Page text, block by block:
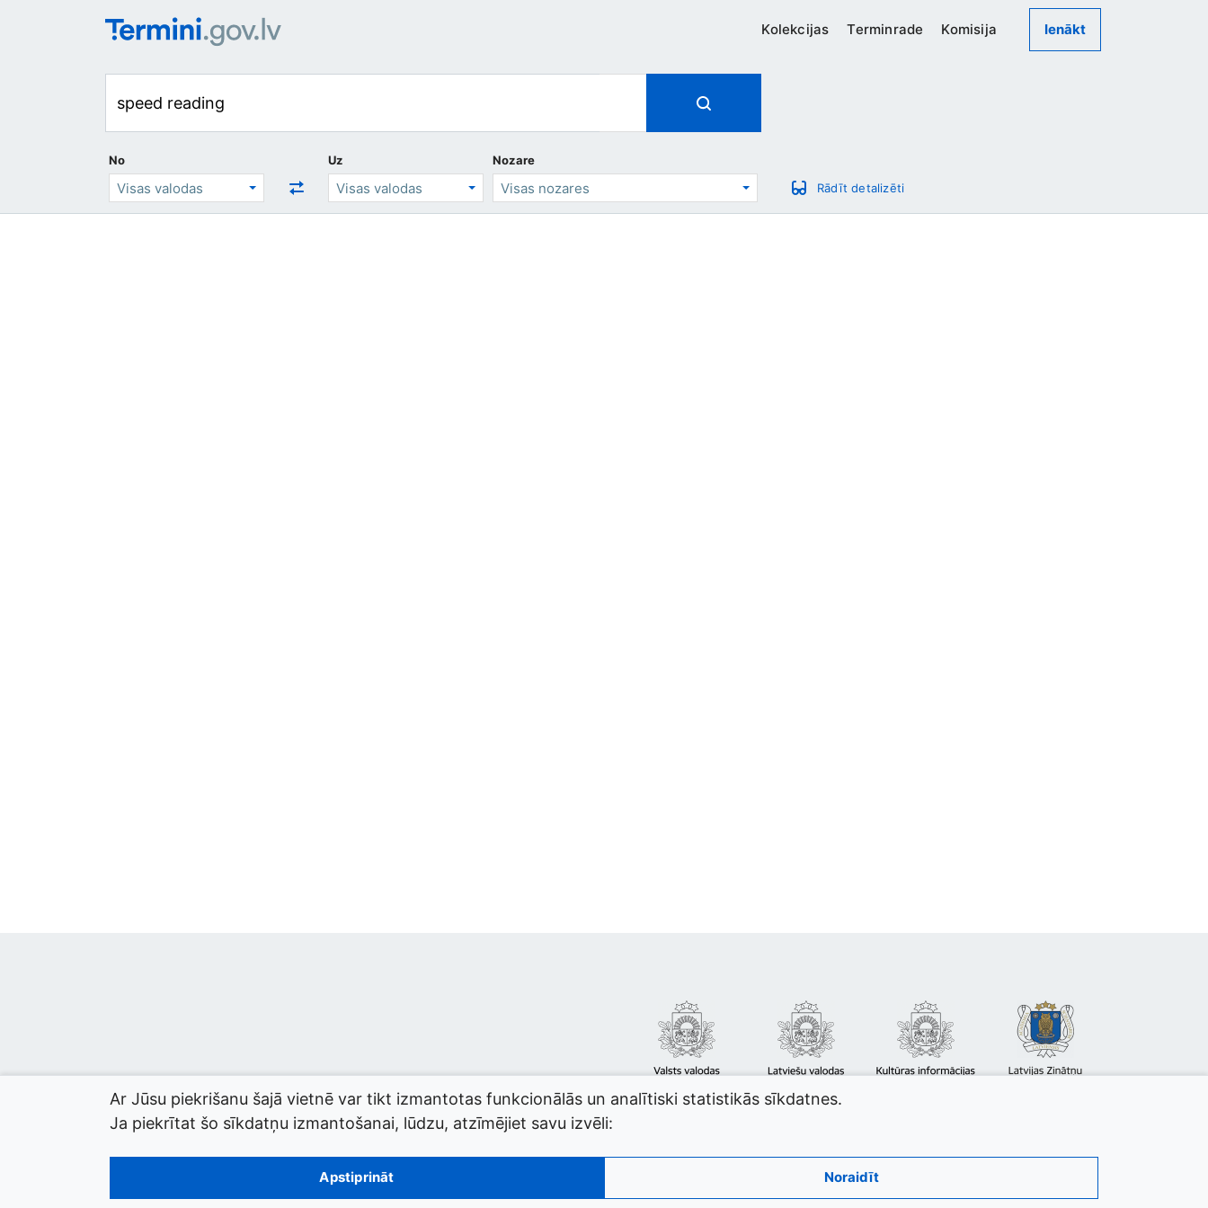
Kolekcijas Terminrade Komisija Ienākt
No Uz
Nozare
Rādīt detalizēti
© 2026 termini.gov.lv. Izstrādātājs:
Ar Jūsu piekrišanu šajā vietnē var tikt izmantotas funkcionālās un analītiski statistikās sīkdatnes.
Ja piekrītat šo sīkdatņu izmantošanai, lūdzu, atzīmējiet savu izvēli:
Apstiprināt Noraidīt